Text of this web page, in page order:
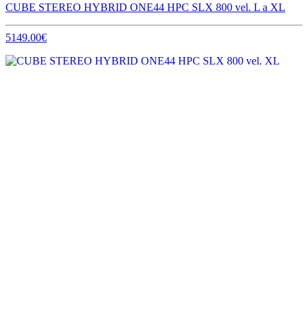
CUBE STEREO HYBRID ONE44 HPC SLX 800 vel. L a XL
5149.00€